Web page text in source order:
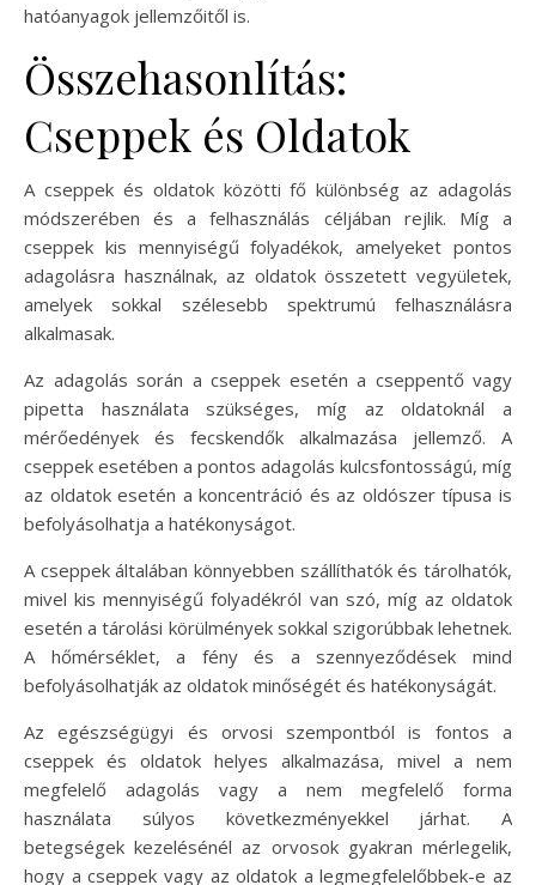
hatóanyagok jellemzőitől is.
Összehasonlítás:
Cseppek és Oldatok
A cseppek és oldatok közötti fő különbség az adagolás
módszerében és a felhasználás céljában rejlik. Míg a
cseppek kis mennyiségű folyadékok, amelyeket pontos
adagolásra használnak, az oldatok összetett vegyületek,
amelyek sokkal szélesebb spektrumú felhasználásra
alkalmasak.
Az adagolás során a cseppek esetén a cseppentő vagy
pipetta használata szükséges, míg az oldatoknál a
mérőedények és fecskendők alkalmazása jellemző. A
cseppek esetében a pontos adagolás kulcsfontosságú, míg
az oldatok esetén a koncentráció és az oldószer típusa is
befolyásolhatja a hatékonyságot.
A cseppek általában könnyebben szállíthatók és tárolhatók,
mivel kis mennyiségű folyadékról van szó, míg az oldatok
esetén a tárolási körülmények sokkal szigorúbbak lehetnek.
A hőmérséklet, a fény és a szennyeződések mind
befolyásolhatják az oldatok minőségét és hatékonyságát.
Az egészségügyi és orvosi szempontból is fontos a
cseppek és oldatok helyes alkalmazása, mivel a nem
megfelelő adagolás vagy a nem megfelelő forma
használata súlyos következményekkel járhat. A
betegségek kezelésénél az orvosok gyakran mérlegelik,
hogy a cseppek vagy az oldatok a legmegfelelőbbek-e az